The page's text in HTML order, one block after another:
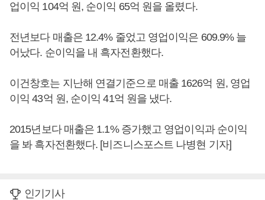
업이익 104억 원, 순이익 65억 원을 올렸다.
전년보다 매출은 12.4% 줄었고 영업이익은 609.9% 늘
어났다. 순이익을 내 흑자전환했다.
이건창호는 지난해 연결기준으로 매출 1626억 원, 영업
이익 43억 원, 순이익 41억 원을 냈다.
2015년보다 매출은 1.1% 증가했고 영업이익과 순이익
을 봐 흑자전환했다. [비즈니스포스트 나병현 기자]
인기기사